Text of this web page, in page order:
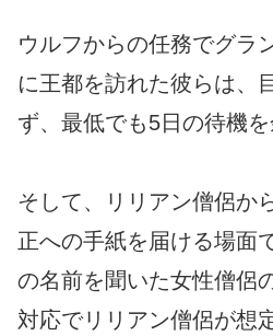
ウルフからの任務でグラ
に王都を訪れた彼らは、
ず、最低でも5日の待機を
そして、リリアン僧侶か
正への手紙を届ける場面
の名前を聞いた女性僧侶
対応でリリアン僧侶が想